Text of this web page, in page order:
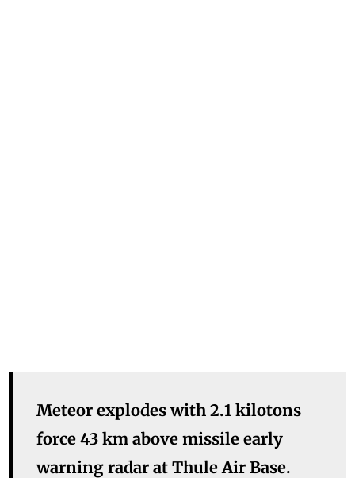
Meteor explodes with 2.1 kilotons
force 43 km above missile early
warning radar at Thule Air Base.